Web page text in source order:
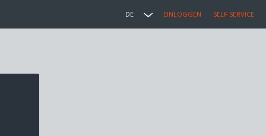
DE EINLOGGEN SELF SERVICE